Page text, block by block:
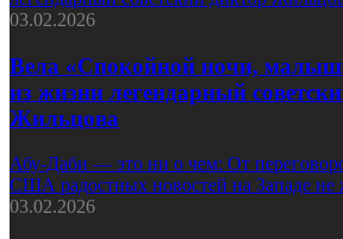
03.02.2026
Вела «Спокойной ночи,
из жизни легендарный
Жильцова
Абу-Даби — это ни о чем: От
США радостных новостей на Западе не
03.02.2026